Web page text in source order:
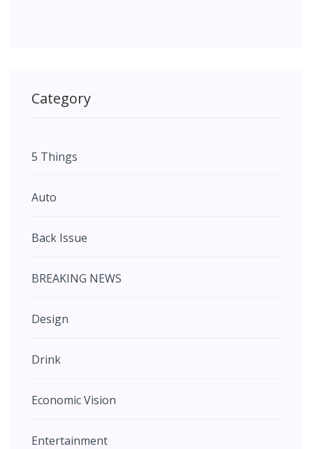
Category
5 Things
Auto
Back Issue
BREAKING NEWS
Design
Drink
Economic Vision
Entertainment